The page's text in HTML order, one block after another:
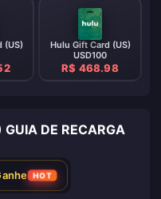
(US)
Hulu Gift Card (US)
USD100
R$ 468.98
DE RECARGA
HOT